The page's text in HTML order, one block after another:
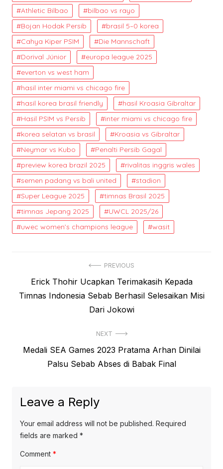
Athletic Bilbao
bilbao vs rayo
Bojan Hodak Persib
brasil 5–0 korea
Cahya Kiper PSIM
Die Mannschaft
Dorival Júnior
europa league 2025
everton vs west ham
hasil inter miami vs chicago fire
hasil korea brasil friendly
hasil Kroasia Gibraltar
Hasil PSIM vs Persib
inter miami vs chicago fire
korea selatan vs brasil
Kroasia vs Gibraltar
Neymar vs Kubo
Penalti Persib Gagal
preview korea brazil 2025
rivalitas inggris wales
semen padang vs bali united
stadion
Super League 2025
timnas Brasil 2025
timnas Jepang 2025
UWCL 2025/26
uwec women’s champions league
wasit
navigation
PREVIOUS
Previous
post:
Erick Thohir Ucapkan Terimakasih Kepada
Timnas Indonesia Sebab Berhasil Selesaikan Misi
Dari Jokowi
NEXT
Next
Medali SEA Games 2023 Pratama Arhan Dinilai
Palsu Sebab Abses di Babak Final
Leave a Reply
Your email address will not be published. Required
fields are marked *
Comment *